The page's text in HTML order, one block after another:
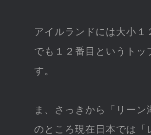
アイルランドには大小
でも１２番目というトッ
す。
ま、さっきから「リー
のところ現在日本では「